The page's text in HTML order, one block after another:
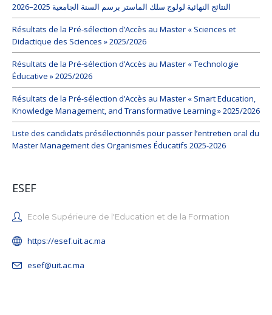
النتائج النهائية لولوج سلك الماستر برسم السنة الجامعية 2025–2026
Résultats de la Pré-sélection d’Accès au Master « Sciences et
Didactique des Sciences » 2025/2026
Résultats de la Pré-sélection d’Accès au Master « Technologie
Éducative » 2025/2026
Résultats de la Pré-sélection d’Accès au Master « Smart Education,
Knowledge Management, and Transformative Learning » 2025/2026
Liste des candidats présélectionnés pour passer l’entretien oral du
Master Management des Organismes Éducatifs 2025-2026
ESEF
Ecole Supérieure de l'Education et de la Formation
https://esef.uit.ac.ma
esef@uit.ac.ma